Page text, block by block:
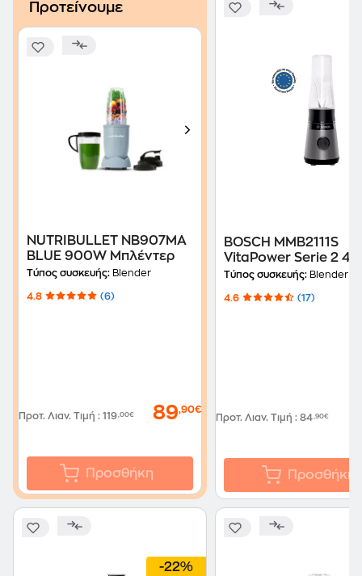
Προτείνουμε
NUTRIBULLET NB907MA
BLUE 900W Μπλέντερ
Τύπος συσκευής: Blender
4.8 (6)
Προτ. Λιαν. Τιμή : 119,00€ 89,90€
Προσθήκη
BOSCH MMB2111S
VitaPower Serie 2
0.6L Μπλέντερ
Τύπος συσκευής: Blender
4.6 (17)
Προτ. Λιαν. Τιμή : 84,90€
Προσθήκη
-22%